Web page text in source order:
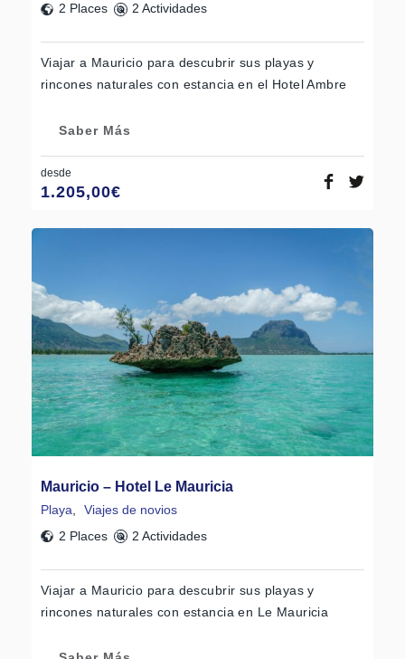
2 Places
2 Actividades
Viajar a Mauricio para descubrir sus playas y
rincones naturales con estancia en el Hotel Ambre
Saber Más
desde
1.205,00€
Mauricio – Hotel Le Mauricia
Playa
Viajes de novios
2 Places
2 Actividades
Viajar a Mauricio para descubrir sus playas y
rincones naturales con estancia en Le Mauricia